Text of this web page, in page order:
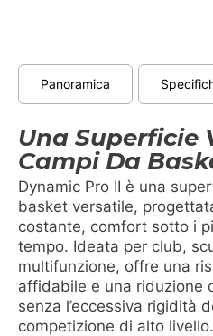
Panoramica
Una Superficie
Campi Da
Dynamic Pro II è una
basket versatile,
costante, comfort sotto i
tempo. Ideata per club,
multifunzione, offre una
affidabile e una riduzione
senza l’eccessiva rigidità
competizione di alto livello.